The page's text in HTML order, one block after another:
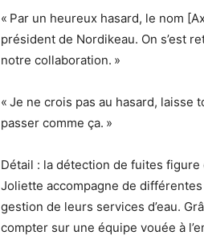
« Par un heureux hasard, le nom
président de Nordikeau. On s’est
notre collaboration. »
« Je ne crois pas au hasard, laisse
passer comme ça. »
Détail : la détection de fuites figure
Joliette accompagne de
gestion de leurs services d’eau.
compter sur une équipe vouée à